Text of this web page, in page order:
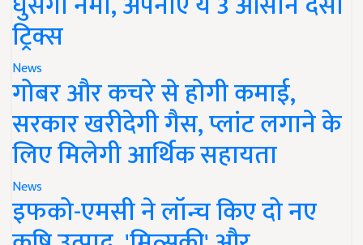
ट्रिक्स
News
गोबर और कचरे से होगी कमाई,
सरकार खरीदेगी गैस, प्लांट लगाने के
लिए मिलेगी आर्थिक सहायता
News
इफको-एमसी ने लॉन्च किए दो नए